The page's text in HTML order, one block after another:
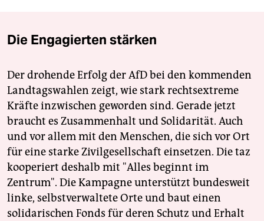
Die Engagierten stärken
Der drohende Erfolg der AfD bei den kommenden
Landtagswahlen zeigt, wie stark rechtsextreme
Kräfte inzwischen geworden sind. Gerade jetzt
braucht es Zusammenhalt und Solidarität. Auch
und vor allem mit den Menschen, die sich vor Ort
für eine starke Zivilgesellschaft einsetzen. Die taz
kooperiert deshalb mit "Alles beginnt im
Zentrum". Die Kampagne unterstützt bundesweit
linke, selbstverwaltete Orte und baut einen
solidarischen Fonds für deren Schutz und Erhalt